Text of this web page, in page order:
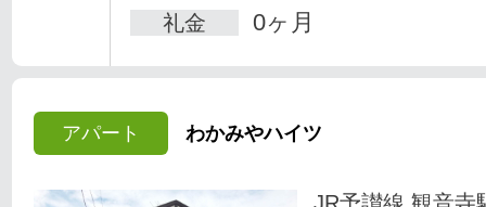
礼金 0ヶ月
アパート わかみやハイツ